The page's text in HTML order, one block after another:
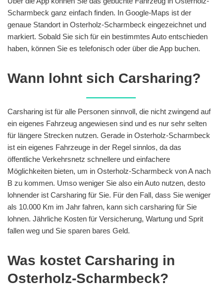
Scharmbeck ganz einfach finden. In Google-Maps ist der
genaue Standort in Osterholz-Scharmbeck eingezeichnet und
markiert. Sobald Sie sich für ein bestimmtes Auto entschieden
haben, können Sie es telefonisch oder über die App buchen.
Wann lohnt sich Carsharing?
Carsharing ist für alle Personen sinnvoll, die nicht zwingend auf
ein eigenes Fahrzeug angewiesen sind und es nur sehr selten
für längere Strecken nutzen. Gerade in Osterholz-Scharmbeck
ist ein eigenes Fahrzeuge in der Regel sinnlos, da das
öffentliche Verkehrsnetz schnellere und einfachere
Möglichkeiten bieten, um in Osterholz-Scharmbeck von A nach
B zu kommen. Umso weniger Sie also ein Auto nutzen, desto
lohnender ist Carsharing für Sie. Für den Fall, dass Sie weniger
als 10.000 Km im Jahr fahren, kann sich carsharing für Sie
lohnen. Jährliche Kosten für Versicherung, Wartung und Sprit
fallen weg und Sie sparen bares Geld.
Was kostet Carsharing in
Osterholz-Scharmbeck?